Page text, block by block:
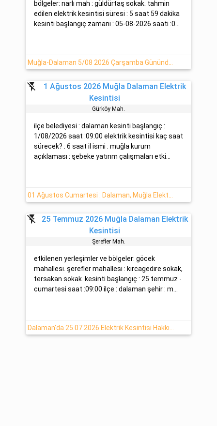
bölgeler: narlı mah : güldürtaş sokak. tahmin
edilen elektrik kesintisi süresi : 5 saat 59 dakika
kesinti başlangıç zamanı : 05-08-2026 saati :0...
flash_off
1 Ağustos 2026 Muğla Dalaman Elektrik
Kesintisi
Gürköy Mah.
ilçe belediyesi : dalaman kesinti başlangıç :
1/08/2026 saat :09:00 elektrik kesintisi kaç saat
sürecek? : 6 saat il ismi : muğla kurum
açıklaması : şebeke yatırım çalışmaları etki...
flash_off
25 Temmuz 2026 Muğla Dalaman Elektrik
Kesintisi
Şerefler Mah.
etkilenen yerleşimler ve bölgeler: göcek
mahallesi. şerefler mahallesi : kırcagedire sokak,
tersakan sokak. kesinti başlangıç : 25 temmuz -
cumartesi saat :09:00 ilçe : dalaman şehir : m...